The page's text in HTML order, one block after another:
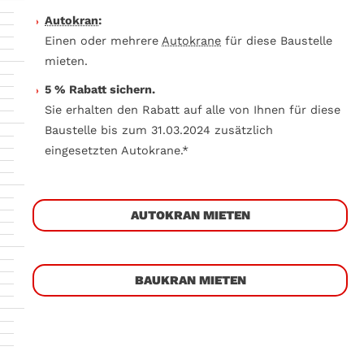
Autokran:
Einen oder mehrere Autokrane für diese Baustelle
mieten.
5 % Rabatt sichern.
Sie erhalten den Rabatt auf alle von Ihnen für diese
Baustelle bis zum 31.03.2024 zusätzlich
eingesetzten Autokrane.*
BAUKRAN MIETEN
AUTOKRAN MIETEN